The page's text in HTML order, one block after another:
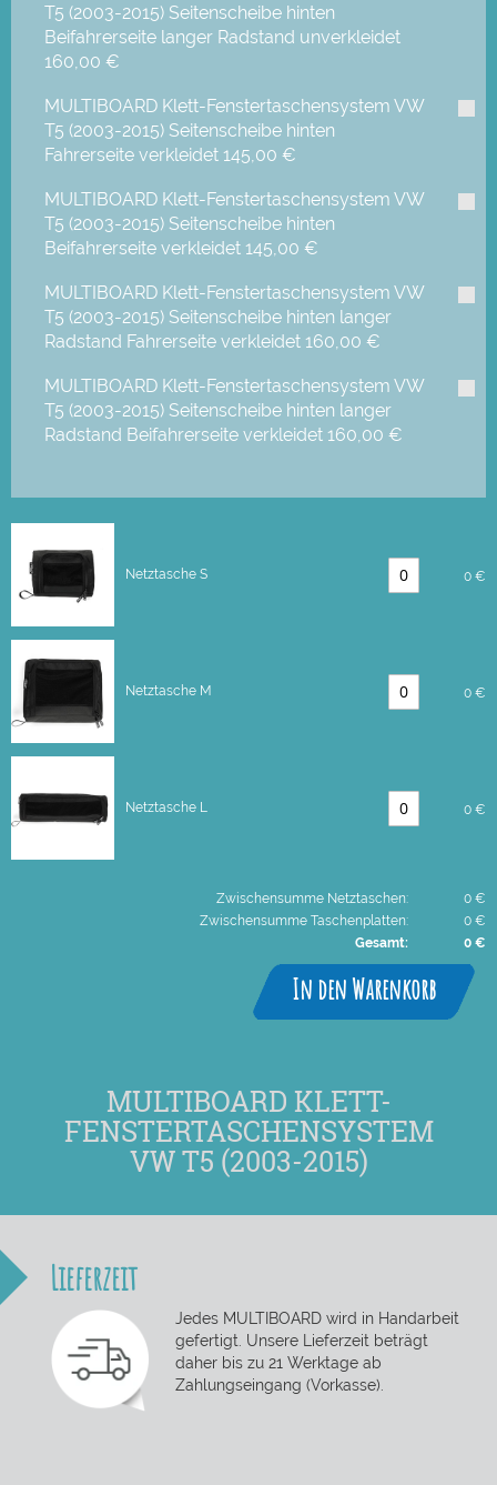
T5 (2003-2015) Seitenscheibe hinten
Beifahrerseite langer Radstand unverkleidet
160,00 €
MULTIBOARD Klett-Fenstertaschensystem VW
T5 (2003-2015) Seitenscheibe hinten
Fahrerseite verkleidet 145,00 €
MULTIBOARD Klett-Fenstertaschensystem VW
T5 (2003-2015) Seitenscheibe hinten
Beifahrerseite verkleidet 145,00 €
MULTIBOARD Klett-Fenstertaschensystem VW
T5 (2003-2015) Seitenscheibe hinten langer
Radstand Fahrerseite verkleidet 160,00 €
MULTIBOARD Klett-Fenstertaschensystem VW
T5 (2003-2015) Seitenscheibe hinten langer
Radstand Beifahrerseite verkleidet 160,00 €
Netztasche S 0 €
Netztasche M 0 €
Netztasche L 0 €
Zwischensumme Netztaschen:
0 €
Zwischensumme Taschenplatten:
0 €
Gesamt:
0 €
In den Warenkorb
MULTIBOARD KLETT-
FENSTERTASCHENSYSTEM
VW T5 (2003-2015)
Lieferzeit
Jedes MULTIBOARD wird in Handarbeit
gefertigt. Unsere Lieferzeit beträgt
daher bis zu 21 Werktage ab
Zahlungseingang (Vorkasse).